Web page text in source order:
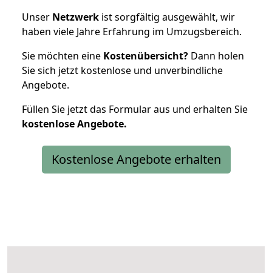
Unser Netzwerk ist sorgfältig ausgewählt, wir
haben viele Jahre Erfahrung im Umzugsbereich.
Sie möchten eine Kostenübersicht? Dann holen
Sie sich jetzt kostenlose und unverbindliche
Angebote.
Füllen Sie jetzt das Formular aus und erhalten Sie
kostenloseAngebote.
Kostenlose Angebote erhalten